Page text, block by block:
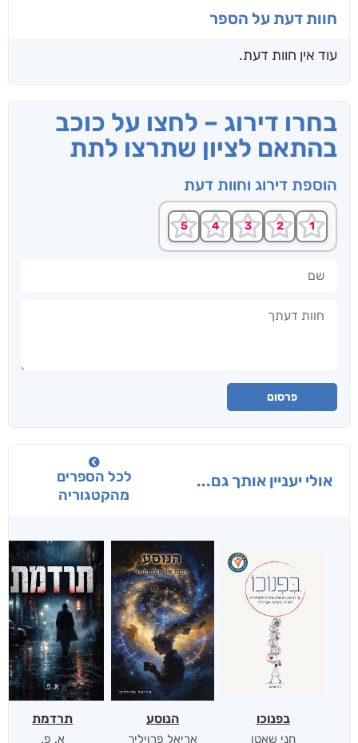
חוות דעת על הספר
עוד אין חוות דעת.
בחרו דירוג – לחצו על כוכב
בהתאם לציון שתרצו לתת
הוספת דירוג וחוות דעת
פרסום
אולי יעניין אותך גם...
לכל הספרים
מהקטגוריה
בפנוכו
חני שאטן
הנוסע
אריאל פרויליך
תרדמת
א. פ.